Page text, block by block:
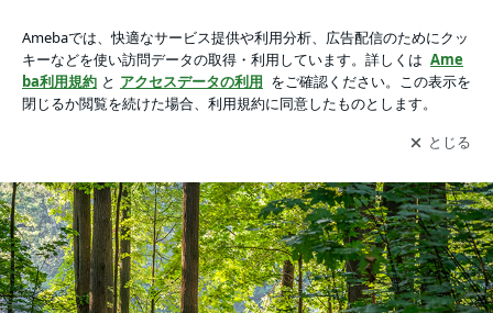
アプリをダウンロードして ブログの更新通知
を受け取りまし
ょう。
開く